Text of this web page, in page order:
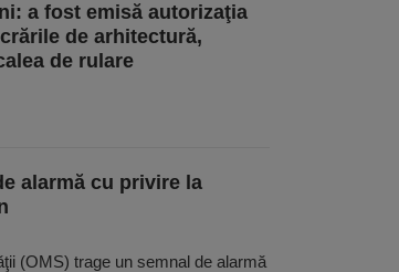
a fost emisă autorizaţia
de arhitectură,
de rulare
alarmă cu privire la
(OMS) trage un semnal de alarmă